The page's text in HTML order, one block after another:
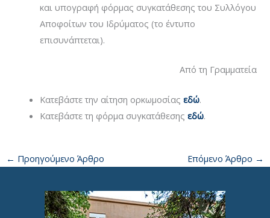
και υπογραφή φόρμας συγκατάθεσης του Συλλόγου
Αποφοίτων του Ιδρύματος (το έντυπο
επισυνάπτεται).
Από τη Γραμματεία
Κατεβάστε την αίτηση ορκωμοσίαςεδώ.
Κατεβάστε τη φόρμα συγκατάθεσηςεδώ.
← Προηγούμενο Άρθρο Επόμενο Άρθρο →